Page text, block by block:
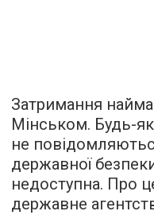
Затримання
Мінськом. Будь-
не
державної
недоступна. Про
державне